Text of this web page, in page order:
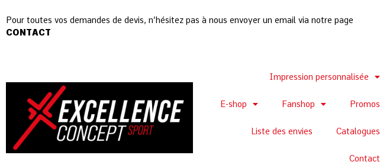
Pour toutes vos demandes de devis, n’hésitez pas à nous envoyer un email via notre page
CONTACT
Impression personnalisée
E-shop Fanshop Promos
Liste des envies Catalogues
Contact